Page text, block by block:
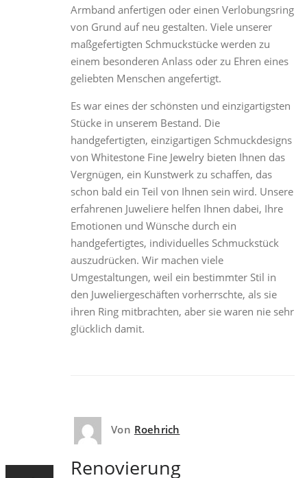
Armband anfertigen oder einen Verlobungsring
von Grund auf neu gestalten. Viele unserer
maßgefertigten Schmuckstücke werden zu
einem besonderen Anlass oder zu Ehren eines
geliebten Menschen angefertigt.
Es war eines der schönsten und einzigartigsten
Stücke in unserem Bestand. Die
handgefertigten, einzigartigen Schmuckdesigns
von Whitestone Fine Jewelry bieten Ihnen das
Vergnügen, ein Kunstwerk zu schaffen, das
schon bald ein Teil von Ihnen sein wird. Unsere
erfahrenen Juweliere helfen Ihnen dabei, Ihre
Emotionen und Wünsche durch ein
handgefertigtes, individuelles Schmuckstück
auszudrücken. Wir machen viele
Umgestaltungen, weil ein bestimmter Stil in
den Juweliergeschäften vorherrschte, als sie
ihren Ring mitbrachten, aber sie waren nie sehr
glücklich damit.
Von Roehrich
Renovierung